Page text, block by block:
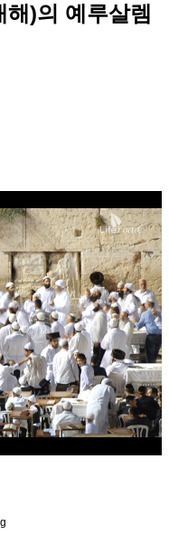
)의 예루살렘